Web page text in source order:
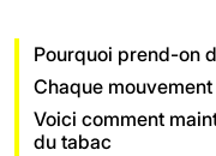
Pourquoi prend-on
Chaque
Voici comment
du tabac